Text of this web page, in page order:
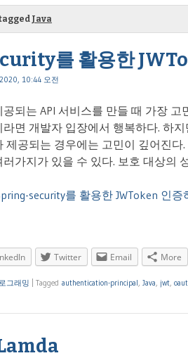
Java
를 활용한
10:44 오전
되는 API 서비스를 만들 때 가장
면 개발자 입장에서 행복하다. 하
제공되는 경우에는 고민이 깊어진다
가지가 있을 수 있다. 보호 대상의
security를 활용한 JWToken 인증
Twitter Email More
그래밍 Tagged authentication-principal, Java, jwt,